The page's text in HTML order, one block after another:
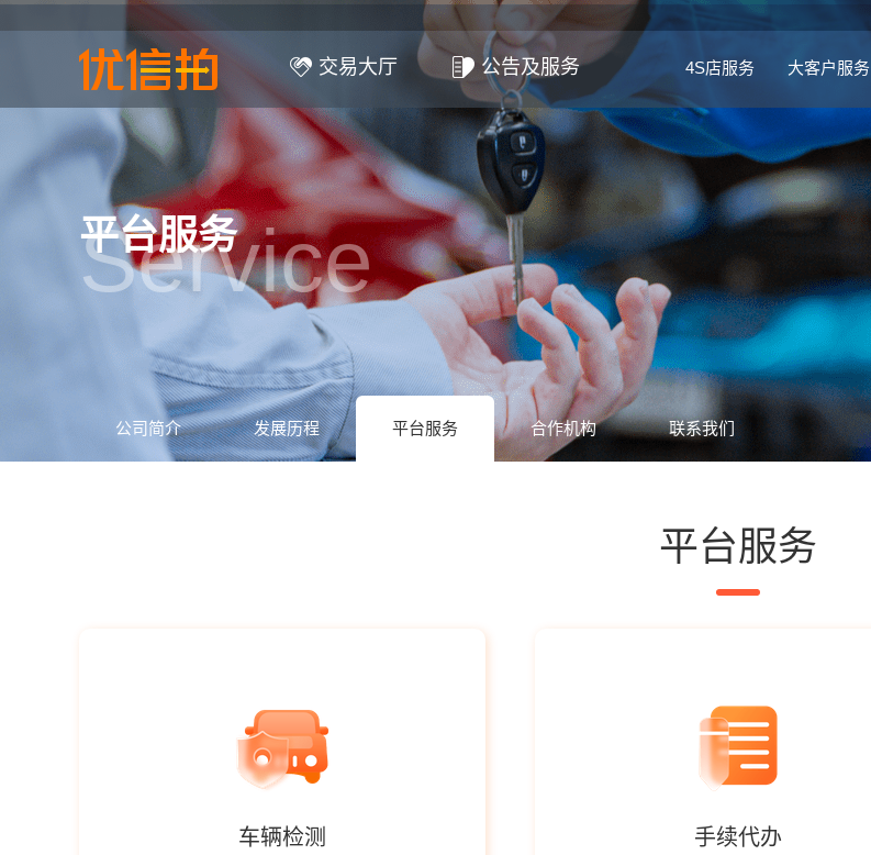
交易大厅 公告及服务 4S店服务 大客户服务
平台服务
Service
公司简介 发展历程 平台服务 合作机构 联系我们
平台服务
车辆检测 手续代办